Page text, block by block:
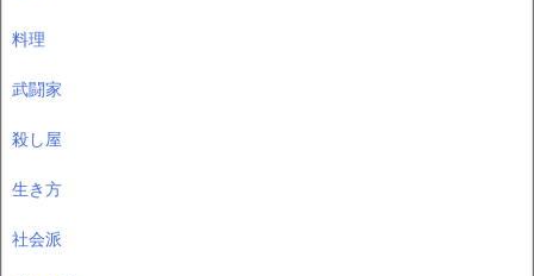
料理
武闘家
殺し屋
生き方
社会派